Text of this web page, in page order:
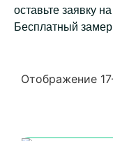
оставьте заявку
Бесплатный
Отображение